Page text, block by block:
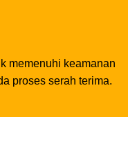
memenuhi keamanan
proses serah terima.